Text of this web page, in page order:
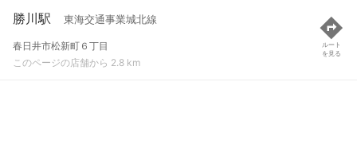
勝川駅 東海交通事業城北線
春日井市松新町６丁目
このページの店舗から 2.8 km
ルート
を見る